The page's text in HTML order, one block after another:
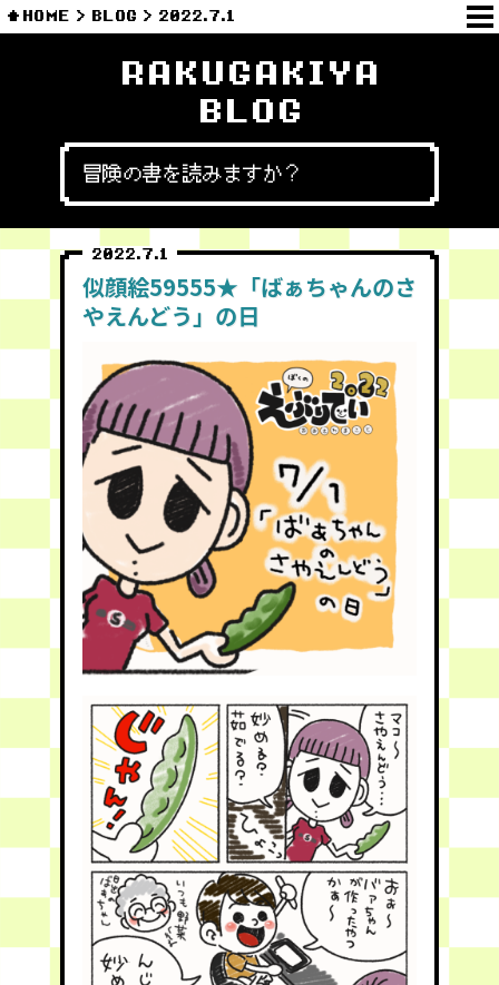
HOME BLOG 2022.7.1
RAKUGAKIYA
BLOG
冒険の書を読みますか？
2022.7.1
似顔絵59555★「ばぁちゃんのさ
やえんどう」の日